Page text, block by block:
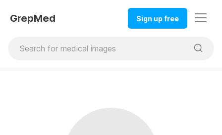
GrepMed Sign up free